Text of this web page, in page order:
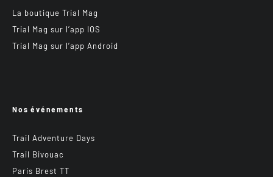
La boutique Trial Mag
Trial Mag sur l’app IOS
Trial Mag sur l’app Android
Nos événements
Trail Adventure Days
Trail Bivouac
Paris Brest TT